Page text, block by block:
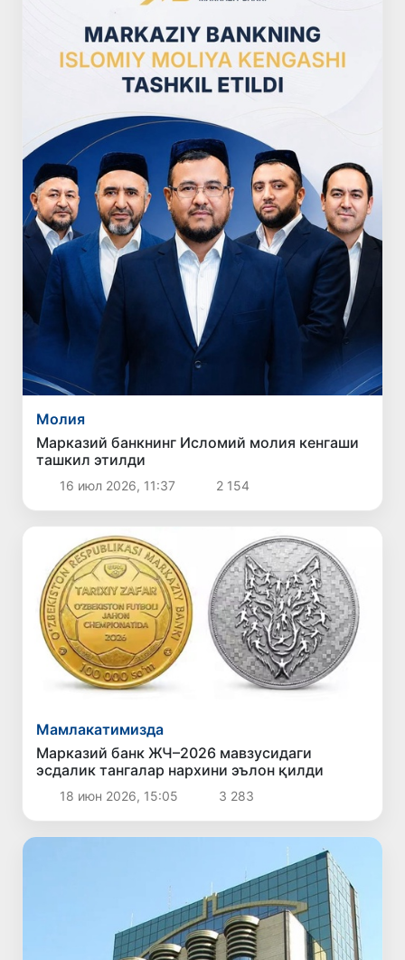
Молия
Марказий банкнинг Исломий молия кенгаши
ташкил этилди
16 июл 2026, 11:37 2 154
Мамлакатимизда
Марказий банк ЖЧ–2026 мавзусидаги
эсдалик тангалар нархини эълон қилди
18 июн 2026, 15:05 3 283